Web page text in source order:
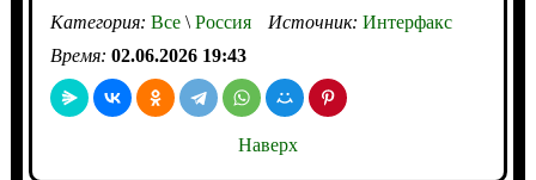
Категория: Все\Россия Источник: Интерфакс
Время: 02.06.2026 19:43
Наверх